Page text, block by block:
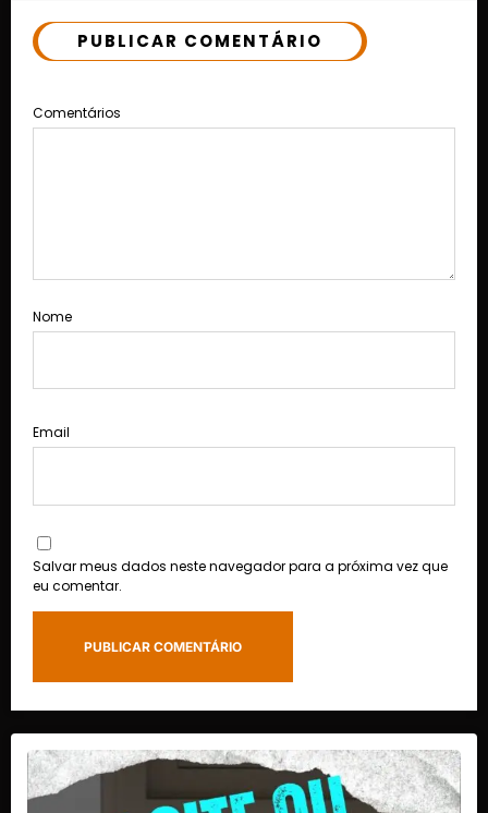
PUBLICAR COMENTÁRIO
Comentários
Nome
Email
Salvar meus dados neste navegador para a próxima vez que
eu comentar.